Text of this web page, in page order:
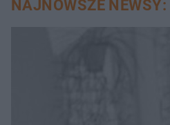
NAJNOWSZE NEWSY: